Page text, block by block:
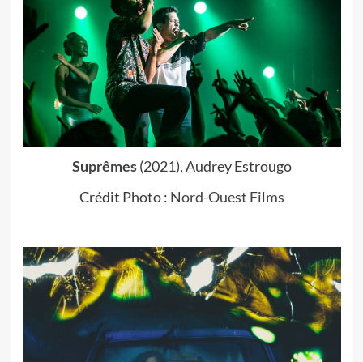
Suprêmes(2021), Audrey Estrougo
Crédit Photo : Nord-Ouest Films